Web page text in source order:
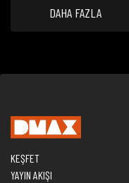
DAHA FAZLA
KEŞFET
YAYIN AKIŞI